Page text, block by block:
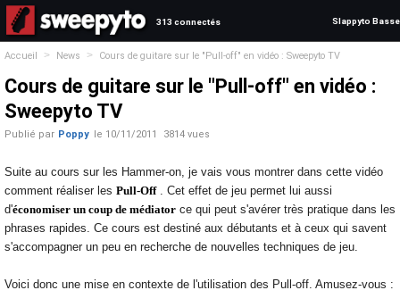
313 connectés Slappyto Basse
Accueil > News > Cours de guitare sur le "Pull-off" en vidéo : Sweepyto TV
Cours de guitare sur le "Pull-off" en vidéo :
Sweepyto TV
Publié par Poppy le 10/11/2011 3814 vues
Suite au cours sur les Hammer-on, je vais vous montrer dans cette vidéo
comment réaliser les Pull-Off. Cet effet de jeu permet lui aussi
d'économiser un coup de médiator ce qui peut s'avérer très pratique dans les
phrases rapides. Ce cours est destiné aux débutants et à ceux qui savent
s'accompagner un peu en recherche de nouvelles techniques de jeu.
Voici donc une mise en contexte de l'utilisation des Pull-off. Amusez-vous :